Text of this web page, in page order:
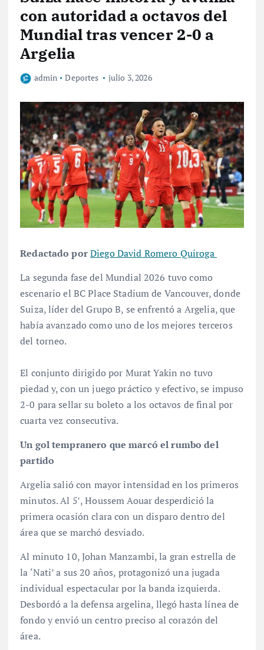
con autoridad a octavos del
Mundial tras vencer 2-0 a
Argelia
admin Deportes julio 3, 2026
Redactado porDiego David Romero Quiroga
La segunda fase del Mundial 2026 tuvo como
escenario el BC Place Stadium de Vancouver, donde
Suiza, líder del Grupo B, se enfrentó a Argelia, que
había avanzado como uno de los mejores terceros
del torneo.
El conjunto dirigido por Murat Yakin no tuvo
piedad y, con un juego práctico y efectivo, se impuso
2-0 para sellar su boleto a los octavos de final por
cuarta vez consecutiva.
Un gol tempranero que marcó el rumbo del
partido
Argelia salió con mayor intensidad en los primeros
minutos. Al 5′, Houssem Aouar desperdició la
primera ocasión clara con un disparo dentro del
área que se marchó desviado.
Al minuto 10, Johan Manzambi, la gran estrella de
la ‘Nati’ a sus 20 años, protagonizó una jugada
individual espectacular por la banda izquierda.
Desbordó a la defensa argelina, llegó hasta línea de
fondo y envió un centro preciso al corazón del
área.